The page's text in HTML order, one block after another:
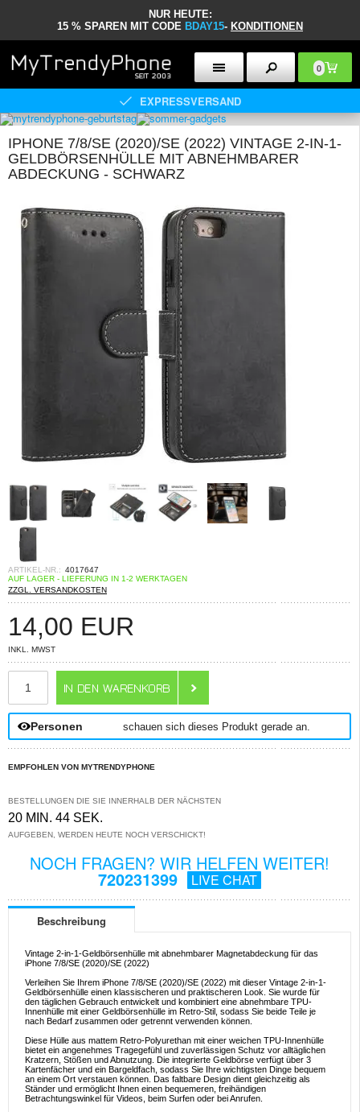
NUR HEUTE:
15 % SPAREN MIT CODE BDAY15- KONDITIONEN
0
EXPRESSVERSAND
IPHONE 7/8/SE (2020)/SE (2022) VINTAGE 2-IN-1-
GELDBÖRSENHÜLLE MIT ABNEHMBARER
ABDECKUNG - SCHWARZ
ARTIKEL-NR.: 4017647
AUF LAGER - LIEFERUNG IN 1-2 WERKTAGEN
ZZGL. VERSANDKOSTEN
14,00 EUR
INKL. MWST
Personen schauen sich dieses Produkt gerade an.
EMPFOHLEN VON MYTRENDYPHONE
BESTELLUNGEN DIE SIE INNERHALB DER NÄCHSTEN
20 MIN. 44 SEK.
AUFGEBEN, WERDEN HEUTE NOCH VERSCHICKT!
NOCH FRAGEN? WIR HELFEN WEITER!
720231399 LIVE CHAT
Beschreibung
Vintage 2-in-1-Geldbörsenhülle mit abnehmbarer Magnetabdeckung für das
iPhone 7/8/SE (2020)/SE (2022)
Verleihen Sie Ihrem iPhone 7/8/SE (2020)/SE (2022) mit dieser Vintage 2-in-1-
Geldbörsenhülle einen klassischeren und praktischeren Look. Sie wurde für
den täglichen Gebrauch entwickelt und kombiniert eine abnehmbare TPU-
Innenhülle mit einer Geldbörsenhülle im Retro-Stil, sodass Sie beide Teile je
nach Bedarf zusammen oder getrennt verwenden können.
Diese Hülle aus mattem Retro-Polyurethan mit einer weichen TPU-Innenhülle
bietet ein angenehmes Tragegefühl und zuverlässigen Schutz vor alltäglichen
Kratzern, Stößen und Abnutzung. Die integrierte Geldbörse verfügt über 3
Kartenfächer und ein Bargeldfach, sodass Sie Ihre wichtigsten Dinge bequem
an einem Ort verstauen können. Das faltbare Design dient gleichzeitig als
Ständer und ermöglicht Ihnen einen bequemeren, freihändigen
Betrachtungswinkel für Videos, beim Surfen oder bei Anrufen.